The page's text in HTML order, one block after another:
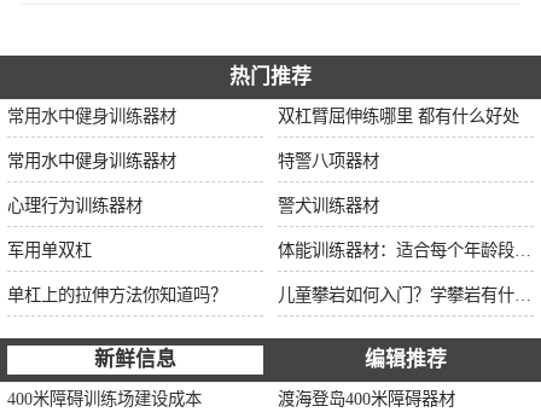
热门推荐
常用水中健身训练器材 双杠臂屈伸练哪里 都有什么好处
常用水中健身训练器材 特警八项器材
心理行为训练器材 警犬训练器材
军用单双杠
单杠上的拉伸方法你知道吗？
新鲜信息 编辑推荐
400米障碍训练场建设成本 渡海登岛400米障碍器材